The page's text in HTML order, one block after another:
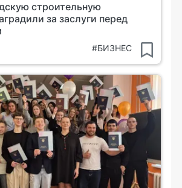
строительную
за заслуги перед
#БИЗНЕС